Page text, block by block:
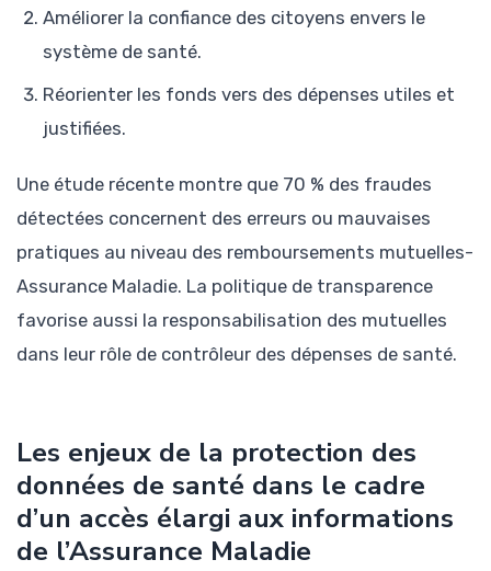
Améliorer la confiance des citoyens envers le
système de santé.
Réorienter les fonds vers des dépenses utiles et
justifiées.
Une étude récente montre que 70 % des fraudes
détectées concernent des erreurs ou mauvaises
pratiques au niveau des remboursements mutuelles-
Assurance Maladie. La politique de transparence
favorise aussi la responsabilisation des mutuelles
dans leur rôle de contrôleur des dépenses de santé.
Les enjeux de la protection des
données de santé dans le cadre
d’un accès élargi aux informations
de l’Assurance Maladie